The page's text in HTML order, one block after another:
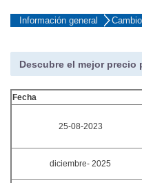
Información general
Descubre el mejor precio
Fecha
25-08-2023
diciembre- 2025